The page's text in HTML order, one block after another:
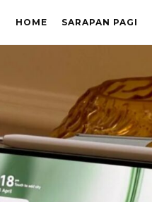
HOME SARAPAN PAGI